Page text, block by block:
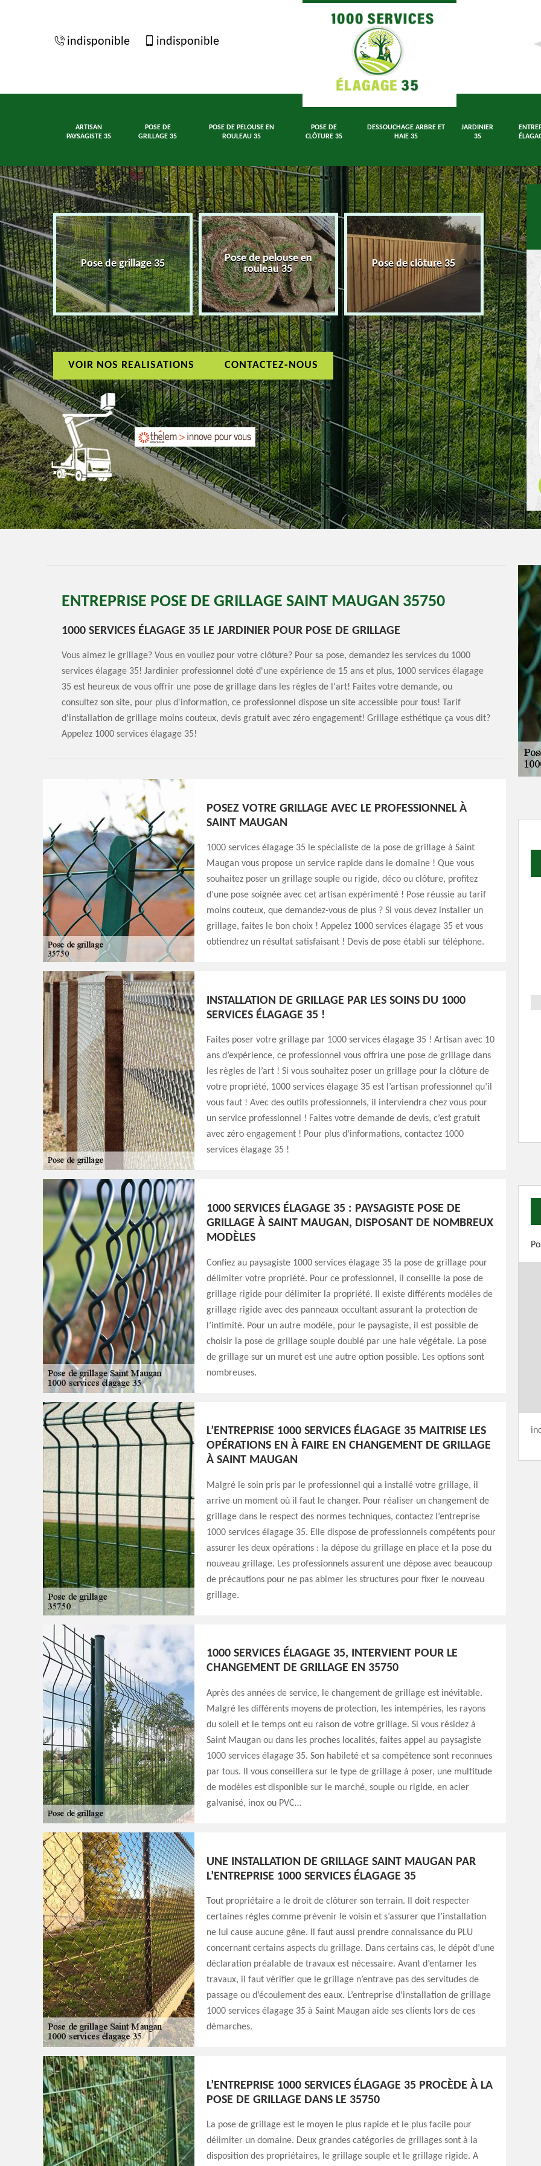
indisponible indisponible
ARTISAN
PAYSAGISTE 35
POSE DE
GRILLAGE 35
POSE DE PELOUSE EN
ROULEAU 35
POSE DE
CLÔTURE 35
DESSOUCHAGE ARBRE ET
HAIE 35
JARDINIER
35
35 Pose de grillage 35
Pose de pelouse en
rouleau 35
Pose de clôture 35
VOIR NOS REALISATIONS CONTACTEZ-NOUS
ENTREPRISE POSE DE GRILLAGE SAINT MAUGAN 35750
1000 SERVICES ÉLAGAGE 35 LE JARDINIER POUR POSE DE GRILLAGE
Vous aimez le grillage? Vous en vouliez pour votre clôture? Pour sa pose, demandez les services du 1000
services élagage 35! Jardinier professionnel doté d'une expérience de 15 ans et plus, 1000 services élagage
35 est heureux de vous offrir une pose de grillage dans les règles de l'art! Faites votre demande, ou
consultez son site, pour plus d'information, ce professionnel dispose un site accessible pour tous! Tarif
d'installation de grillage moins couteux, devis gratuit avec zéro engagement! Grillage esthétique ça vous dit?
Appelez 1000 services élagage 35!
POSEZ VOTRE GRILLAGE AVEC LE PROFESSIONNEL À
SAINT MAUGAN
1000 services élagage 35 le spécialiste de la pose de grillage à Saint
Maugan vous propose un service rapide dans le domaine ! Que vous
souhaitez poser un grillage souple ou rigide, déco ou clôture, profitez
d’une pose soignée avec cet artisan expérimenté ! Pose réussie au tarif
moins couteux, que demandez-vous de plus ? Si vous devez installer un
grillage, faites le bon choix ! Appelez 1000 services élagage 35 et vous
obtiendrez un résultat satisfaisant ! Devis de pose établi sur téléphone.
INSTALLATION DE GRILLAGE PAR LES SOINS DU 1000
SERVICES ÉLAGAGE 35 !
Faites poser votre grillage par 1000 services élagage 35 ! Artisan avec 10
ans d’expérience, ce professionnel vous offrira une pose de grillage dans
les règles de l’art ! Si vous souhaitez poser un grillage pour la clôture de
votre propriété, 1000 services élagage 35 est l’artisan professionnel qu’il
vous faut ! Avec des outils professionnels, il interviendra chez vous pour
un service professionnel ! Faites votre demande de devis, c’est gratuit
avec zéro engagement ! Pour plus d’informations, contactez 1000
services élagage 35 !
1000 SERVICES ÉLAGAGE 35 : PAYSAGISTE POSE DE
GRILLAGE À SAINT MAUGAN, DISPOSANT DE NOMBREUX
MODÈLES
Confiez au paysagiste 1000 services élagage 35 la pose de grillage pour
délimiter votre propriété. Pour ce professionnel, il conseille la pose de
grillage rigide pour délimiter la propriété. Il existe différents modèles de
grillage rigide avec des panneaux occultant assurant la protection de
l’intimité. Pour un autre modèle, pour le paysagiste, il est possible de
choisir la pose de grillage souple doublé par une haie végétale. La pose
de grillage sur un muret est une autre option possible. Les options sont
nombreuses.
L’ENTREPRISE 1000 SERVICES ÉLAGAGE 35 MAITRISE LES
OPÉRATIONS EN À FAIRE EN CHANGEMENT DE GRILLAGE
À SAINT MAUGAN
Malgré le soin pris par le professionnel qui a installé votre grillage, il
arrive un moment où il faut le changer. Pour réaliser un changement de
grillage dans le respect des normes techniques, contactez l’entreprise
1000 services élagage 35. Elle dispose de professionnels compétents pour
assurer les deux opérations : la dépose du grillage en place et la pose du
nouveau grillage. Les professionnels assurent une dépose avec beaucoup
de précautions pour ne pas abimer les structures pour fixer le nouveau
grillage.
1000 SERVICES ÉLAGAGE 35, INTERVIENT POUR LE
CHANGEMENT DE GRILLAGE EN 35750
Après des années de service, le changement de grillage est inévitable.
Malgré les différents moyens de protection, les intempéries, les rayons
du soleil et le temps ont eu raison de votre grillage. Si vous résidez à
Saint Maugan ou dans les proches localités, faites appel au paysagiste
1000 services élagage 35. Son habileté et sa compétence sont reconnues
par tous. Il vous conseillera sur le type de grillage à poser, une multitude
de modèles est disponible sur le marché, souple ou rigide, en acier
galvanisé, inox ou PVC…
UNE INSTALLATION DE GRILLAGE SAINT MAUGAN PAR
L’ENTREPRISE 1000 SERVICES ÉLAGAGE 35
Tout propriétaire a le droit de clôturer son terrain. Il doit respecter
certaines règles comme prévenir le voisin et s’assurer que l’installation
ne lui cause aucune gêne. Il faut aussi prendre connaissance du PLU
concernant certains aspects du grillage. Dans certains cas, le dépôt d’une
déclaration préalable de travaux est nécessaire. Avant d’entamer les
travaux, il faut vérifier que le grillage n’entrave pas des servitudes de
passage ou d’écoulement des eaux. L’entreprise d’installation de grillage
1000 services élagage 35 à Saint Maugan aide ses clients lors de ces
démarches.
L’ENTREPRISE 1000 SERVICES ÉLAGAGE 35 PROCÈDE À LA
POSE DE GRILLAGE DANS LE 35750
La pose de grillage est le moyen le plus rapide et le plus facile pour
délimiter un domaine. Deux grandes catégories de grillages sont à la
disposition des propriétaires, le grillage souple et le grillage rigide. A